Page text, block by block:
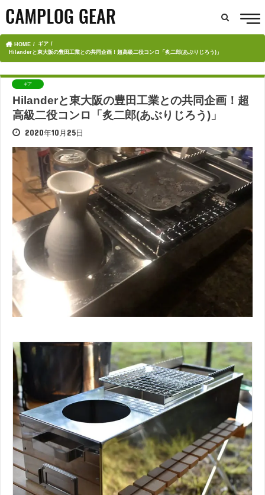
HOME
ギア
Hilanderと東大阪の豊田工業との共同企画！超高級二役コンロ「炙二郎(あぶりじろう)」
ギア
Hilanderと東大阪の豊田工業との共同企画！超
高級二役コンロ「炙二郎(あぶりじろう)」
2020年10月25日